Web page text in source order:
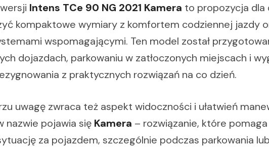
Intens TCe 90 NG 2021 Kamera to propozycja dla
kompaktowe wymiary z komfortem codziennej jazdy
wspomagającymi. Ten model został
dojazdach, parkowaniu w zatłoczonych miejscach i
z praktycznych rozwiązań na co dzień.
uwagę zwraca też aspekt widoczności i ułatwień
nazwie pojawia się Kamera – rozwiązanie, które
za pojazdem, szczególnie podczas parkowania